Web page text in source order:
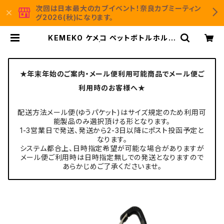
次回は日本最大のカブイベント！奈良カブミーティン
グ2026(秋)になります。
KEMEKO ケメコ ペットボトルホルダ
★年末年始のご案内・メール便利用可能商品でメール便ご
利用時のお客様へ★
配送方法メール便(ゆうパケット)はサイズ規定のため利用可
能製品のみ選択頂ける形となります。
1-3営業日で発送、発送から2-3日以降にポスト投函予定と
なります。
システム都合上、日時指定希望が可能な場合がありますが
メール便ご利用時は日時指定無しでの発送となりますので
あらかじめご了承くださいませ。